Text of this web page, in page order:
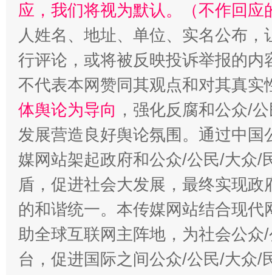
应，我们将视为默认。（不作回应
人姓名、地址、单位、实名公布
行评论，或将被反映投诉举报的
不代表本网赞同其观点和对其真实
体舆论为导向 ，强化反腐和公众/
发展营造良好舆论氛围。通过中
媒网站架起政府和公众/公民/大众/
盾，促进社会大发展，最终实现
的和谐统一。本传媒网站结合现
助全球互联网主阵地，为社会公
台，促进国际之间公众/公民/大众/